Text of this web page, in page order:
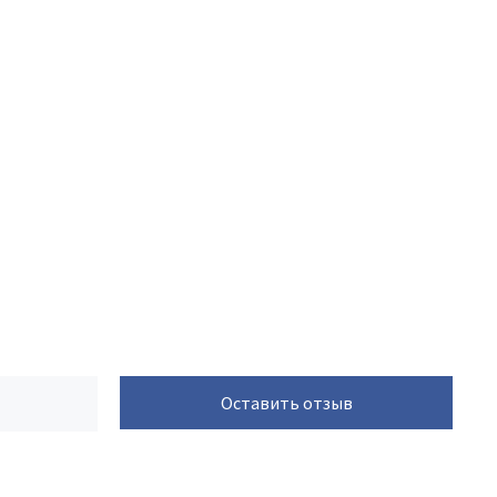
Оставить отзыв